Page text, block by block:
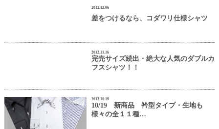
2012.12.06
差をつけるなら、コダワリ仕様シャツ
2012.11.16
完売サイズ続出・絶大な人気のダブルカ
フスシャツ！！
2012.10.19
10/19 新商品 衿型タイプ・生地も
様々の全１１種…